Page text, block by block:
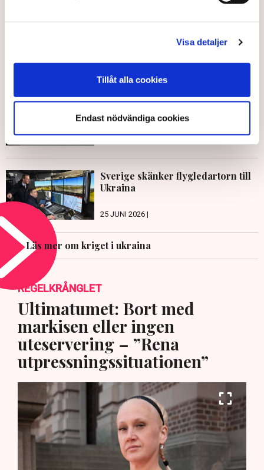
Visa detaljer
Tillåt alla cookies
Endast nödvändiga cookies
EU förlänger nuvarande pristaket
på rysk olja
Sverige skänker flygledartorn till
Ukraina
25 JUNI 2026 |
Läs mer om kriget i ukraina
REGELKRÅNGLET
Ultimatumet: Bort med
markisen eller ingen
uteservering – ”Rena
utpressningssituationen”